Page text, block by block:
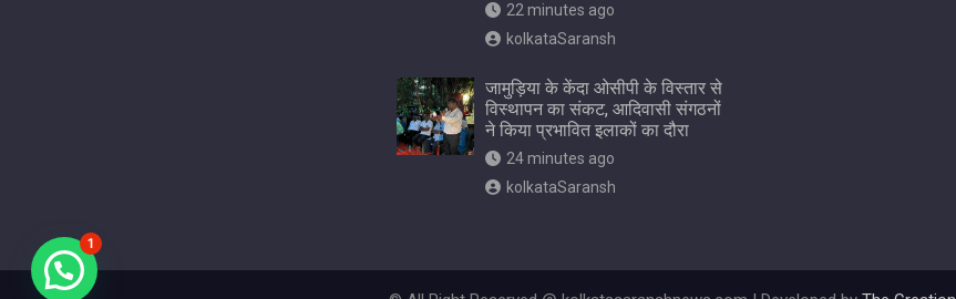
22 minutes ago
kolkataSaransh
जामुड़िया के केंदा ओसीपी के विस्तार से
विस्थापन का संकट, आदिवासी संगठनों
ने किया प्रभावित इलाकों का दौरा
24 minutes ago
kolkataSaransh
1